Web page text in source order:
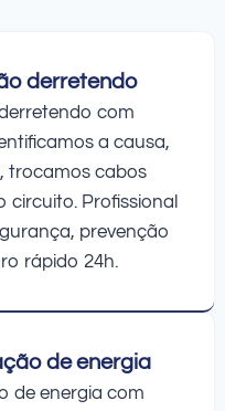
derretendo
com
a causa,
trocamos cabos
circuito. Profissional
prevenção
rápido 24h.
de energia
de energia com